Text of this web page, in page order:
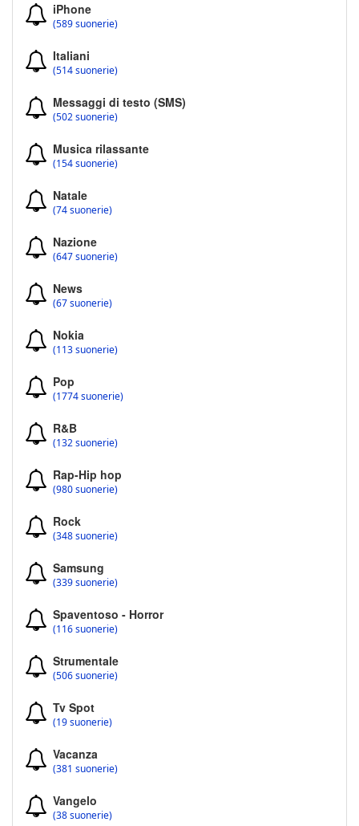
iPhone
(589 suonerie)
Italiani
(514 suonerie)
Messaggi di testo (SMS)
(502 suonerie)
Musica rilassante
(154 suonerie)
Natale
(74 suonerie)
Nazione
(647 suonerie)
News
(67 suonerie)
Nokia
(113 suonerie)
Pop
(1774 suonerie)
R&B
(132 suonerie)
Rap-Hip hop
(980 suonerie)
Rock
(348 suonerie)
Samsung
(339 suonerie)
Spaventoso - Horror
(116 suonerie)
Strumentale
(506 suonerie)
Tv Spot
(19 suonerie)
Vacanza
(381 suonerie)
Vangelo
(38 suonerie)